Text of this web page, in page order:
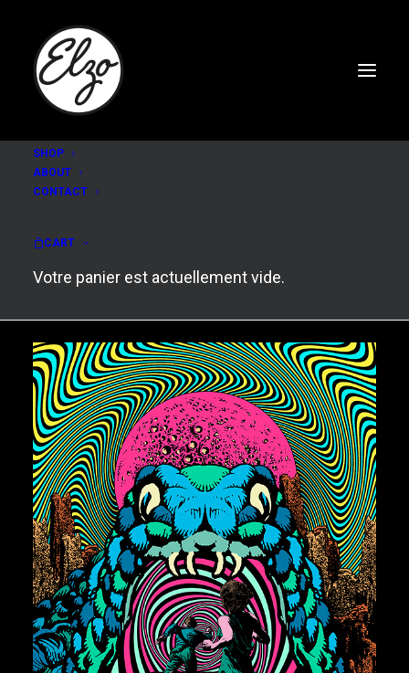
SHOP
ABOUT
CONTACT
CART
Votre panier est actuellement vide.
Transfert Nantes